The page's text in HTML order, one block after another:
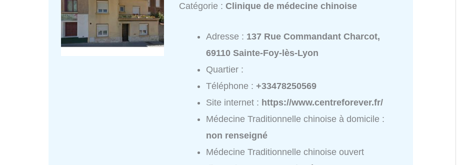
Catégorie :Clinique de médecine chinoise
Adresse : 137 Rue Commandant Charcot,
69110 Sainte-Foy-lès-Lyon
Quartier :
Téléphone :+33478250569
Site internet : https://www.centreforever.fr/
Médecine Traditionnelle chinoise à domicile :
non renseigné
Médecine Traditionnelle chinoise ouvert